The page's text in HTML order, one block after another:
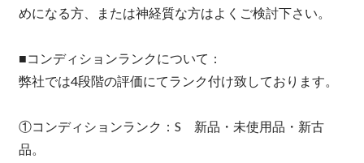
めになる方、または神経質な方はよくご検討下さい。
■コンディションランクについて：
弊社では4段階の評価にてランク付け致しております。
①コンディションランク：S 新品・未使用品・新古
品。